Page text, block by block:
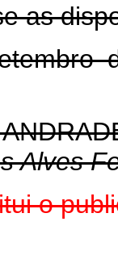
as
Alves
o